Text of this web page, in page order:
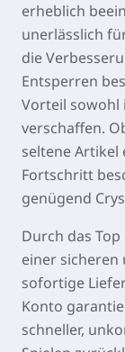
erheblich
unerlässlich
die
Entsperren
Vorteil sowohl
verschaffen.
seltene
Fortschritt
genügend
Durch das
einer sicheren
sofortige
Konto
schneller,